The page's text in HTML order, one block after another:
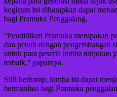
kegiatan ini diharapkan dapat
bagi Pramuka Penggalang.
“Pendidikan Pramuka merupakan
dan penuh dengan pengembangan
untuk para peserta lomba tunjukan
terbaik,” paparnya.
Silfi berharap, lomba ini dapat
bermanfaat bagi Pramuka